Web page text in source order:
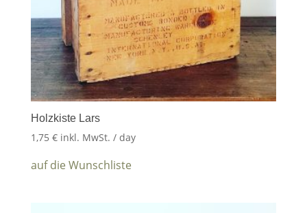
Holzkiste Lars
1,75 € inkl. MwSt. / day
auf die Wunschliste